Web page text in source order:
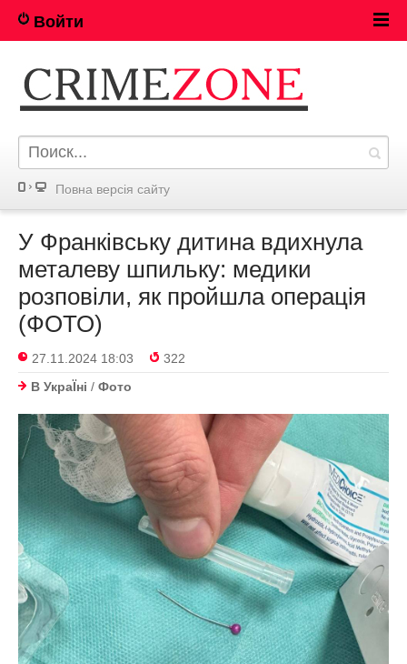
Войти
Повна версія сайту
У Франківську дитина вдихнула
металеву шпильку: медики
розповіли, як пройшла операція
(ФОТО)
27.11.2024 18:03
322
В УкраЇнi / Фото